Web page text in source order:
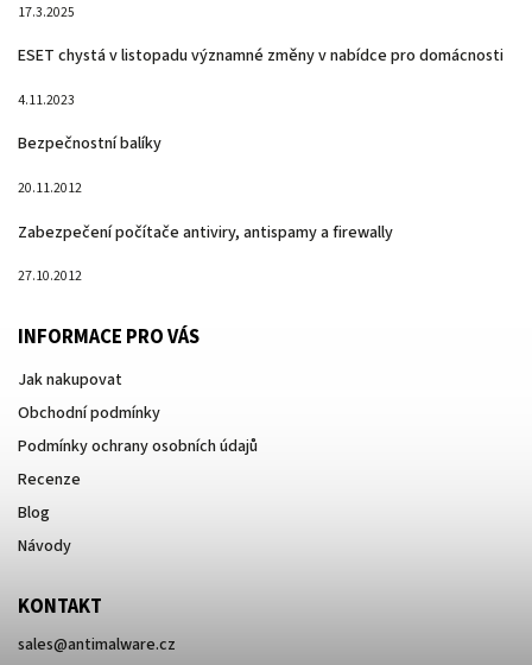
17.3.2025
ESET chystá v listopadu významné změny v nabídce pro domácnosti
4.11.2023
Bezpečnostní balíky
20.11.2012
Zabezpečení počítače antiviry, antispamy a firewally
27.10.2012
INFORMACE PRO VÁS
Jak nakupovat
Obchodní podmínky
Podmínky ochrany osobních údajů
Recenze
Blog
Návody
KONTAKT
sales@antimalware.cz